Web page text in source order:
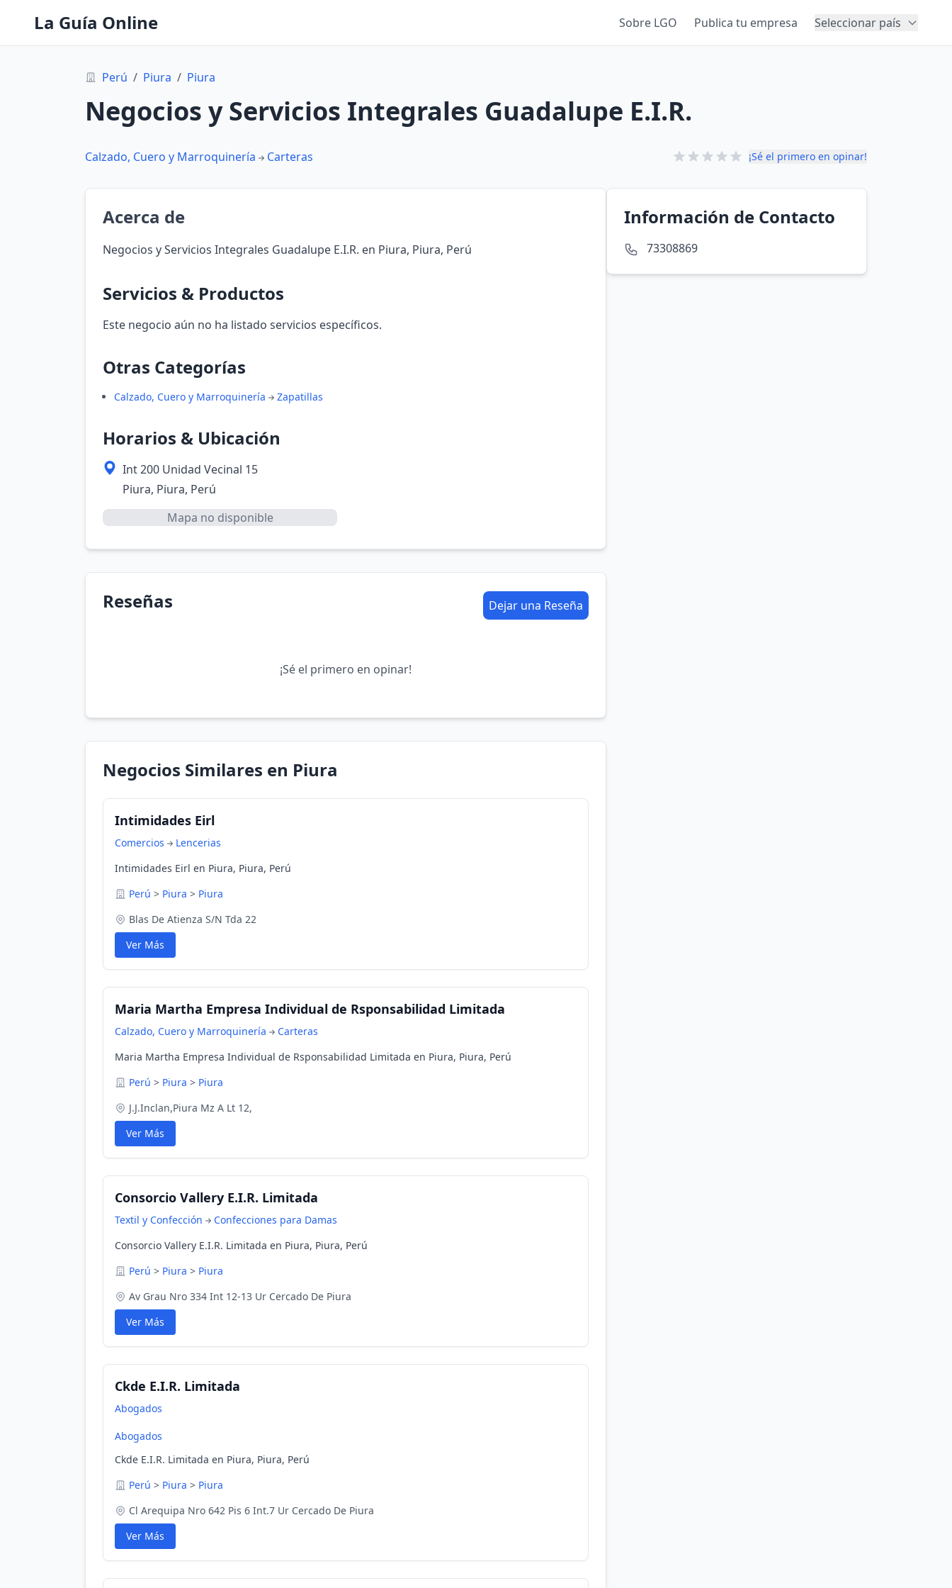
La Guía Online Sobre LGO Publica tu empresa Seleccionar país
Perú / Piura / Piura
Negocios y Servicios Integrales Guadalupe E.I.R.
Calzado, Cuero y Marroquinería Carteras ¡Sé el primero en opinar!
Acerca de
Negocios y Servicios Integrales Guadalupe E.I.R. en Piura, Piura, Perú
Servicios & Productos
Este negocio aún no ha listado servicios específicos.
Otras Categorías
Calzado, Cuero y Marroquinería Zapatillas
Horarios & Ubicación
Int 200 Unidad Vecinal 15
Piura, Piura, Perú
Mapa no disponible
Reseñas Dejar una Reseña
¡Sé el primero en opinar!
Negocios Similares en Piura
Intimidades Eirl
Comercios
Lencerias
Intimidades Eirl en Piura, Piura, Perú
Perú > Piura > Piura
Blas De Atienza S/N Tda 22
Ver Más
Maria Martha Empresa Individual de Rsponsabilidad Limitada
Calzado, Cuero y Marroquinería
Carteras
Maria Martha Empresa Individual de Rsponsabilidad Limitada en Piura, Piura, Perú
Perú > Piura > Piura
J.J.Inclan,Piura Mz A Lt 12,
Ver Más
Consorcio Vallery E.I.R. Limitada
Textil y Confección
Confecciones para Damas
Consorcio Vallery E.I.R. Limitada en Piura, Piura, Perú
Perú > Piura > Piura
Av Grau Nro 334 Int 12-13 Ur Cercado De Piura
Ver Más
Ckde E.I.R. Limitada
Abogados
Abogados
Ckde E.I.R. Limitada en Piura, Piura, Perú
Perú > Piura > Piura
Cl Arequipa Nro 642 Pis 6 Int.7 Ur Cercado De Piura
Ver Más
Información de Contacto
73308869